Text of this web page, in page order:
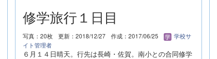
修学旅行１日目
写真：20枚 更新：2018/12/27 作成：2017/06/25
学校サ
イト管理者
６月１４日晴天。行先は長崎・佐賀。南小との合同修学